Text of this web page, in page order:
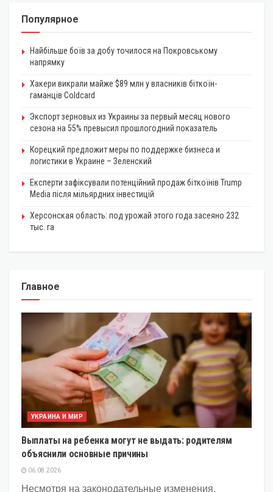
Популярное
Найбільше боїв за добу точилося на Покровському
напрямку
Хакери викрали майже $89 млн у власників біткоїн-
гаманців Coldcard
Экспорт зерновых из Украины за первый месяц нового
сезона на 55% превысил прошлогодний показатель
Корецкий предложит меры по поддержке бизнеса и
логистики в Украине – Зеленский
Експерти зафіксували потенційний продаж біткоїнів Trump
Media після мільярдних інвестицій
Херсонская область: под урожай этого года засеяно 232
тыс. га
Главное
УКРАИНА И МИР
Выплаты на ребенка могут не выдать: родителям
объяснили основные причины
06.08.2026
Несмотря на законодательные изменения,